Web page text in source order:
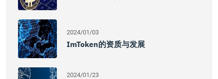
2024/01/03
ImToken的资质与发展
2024/01/23